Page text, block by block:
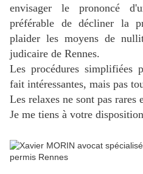
envisager le prononcé
préférable de décliner la
plaider les moyens de
judicaire de Rennes.
Les procédures simplifiées
fait intéressantes, mais pas
Les relaxes ne sont pas rares
Je me tiens à votre